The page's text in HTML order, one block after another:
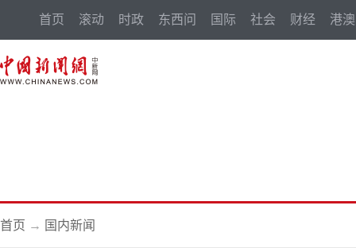
首页 滚动 时政 东西问 国际 社会 财经 港澳
首页 → 国内新闻